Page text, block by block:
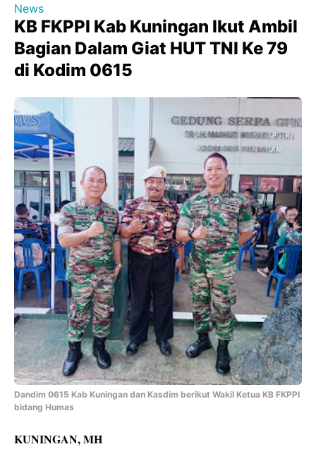
News
KB FKPPI Kab Kuningan Ikut Ambil
Bagian Dalam Giat HUT TNI Ke 79
di Kodim 0615
Dandim 0615 Kab Kuningan dan Kasdim berikut Wakil Ketua KB FKPPI
bidang Humas
KUNINGAN, MH